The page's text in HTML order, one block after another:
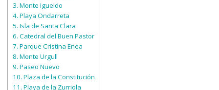
3. Monte Igueldo
4. Playa Ondarreta
5. Isla de Santa Clara
6. Catedral del Buen Pastor
7. Parque Cristina Enea
8. Monte Urgull
9. Paseo Nuevo
10. Plaza de la Constitución
11. Playa de la Zurriola